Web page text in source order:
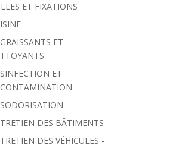
ET FIXATIONS
ET
ET
DES BÂTIMENTS
DES VÉHICULES -